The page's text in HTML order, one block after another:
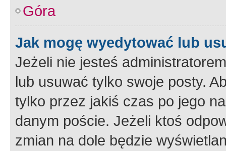
Góra
Jak mogę wyedytować lub
Jeżeli nie jesteś
lub usuwać tylko swoje posty.
tylko przez jakiś czas po jego
danym poście. Jeżeli ktoś
zmian na dole będzie